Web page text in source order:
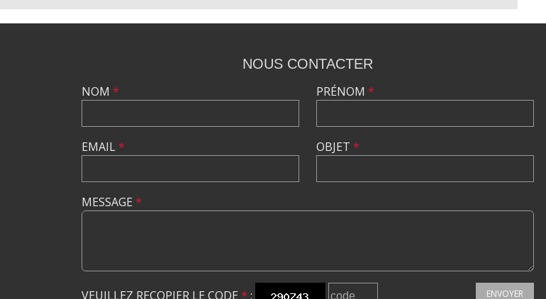
NOUS CONTACTER
NOM *
EMAIL*
PRÉNOM *
OBJET *
MESSAGE *
VEUILLEZ RECOPIER LE CODE * : ENVOYER